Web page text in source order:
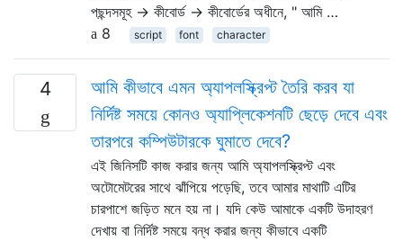
পছন্দসমূহ → কীবোর্ড → কীবোর্ডের অধীনে, " আমি …
8
script font character
4
আমি কীভাবে এমন অ্যাপলস্ক্রিপ্ট তৈরি করব যা
নির্দিষ্ট সময়ে কোনও অ্যাপ্লিকেশনটি ছেড়ে দেবে এবং
তারপরে কম্পিউটারকে ঘুমাতে দেবে?
এই জিনিসটি কাজ করার জন্য আমি অ্যাপলস্ক্রিপ্ট এবং
অটোমেটরের সাথে ঝাঁপিয়ে পড়েছি, তবে আমার মাথাটি এটির
চারপাশে জড়িত মনে হয় না। যদি কেউ আমাকে একটি উদাহরণ
দেখায় বা নির্দিষ্ট সময়ে বন্ধ করার জন্য কীভাবে একটি